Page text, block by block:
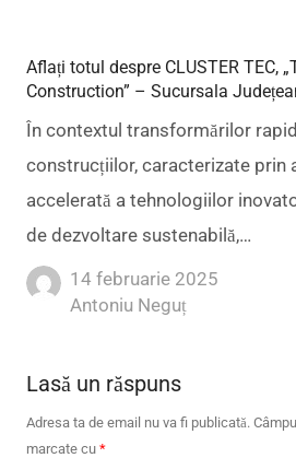
Aflați totul despre CLUSTER TEC,
Construction” – Sucursala
În contextul transformărilor
construcțiilor, caracterizate prin
accelerată a tehnologiilor
de dezvoltare sustenabilă,…
14 februarie 2025
Author
Antoniu Neguț
Lasă un răspuns
Adresa ta de email nu va fi publicată.
marcate cu *